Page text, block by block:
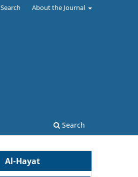
Search
Search About the Journal
Al-Hayat